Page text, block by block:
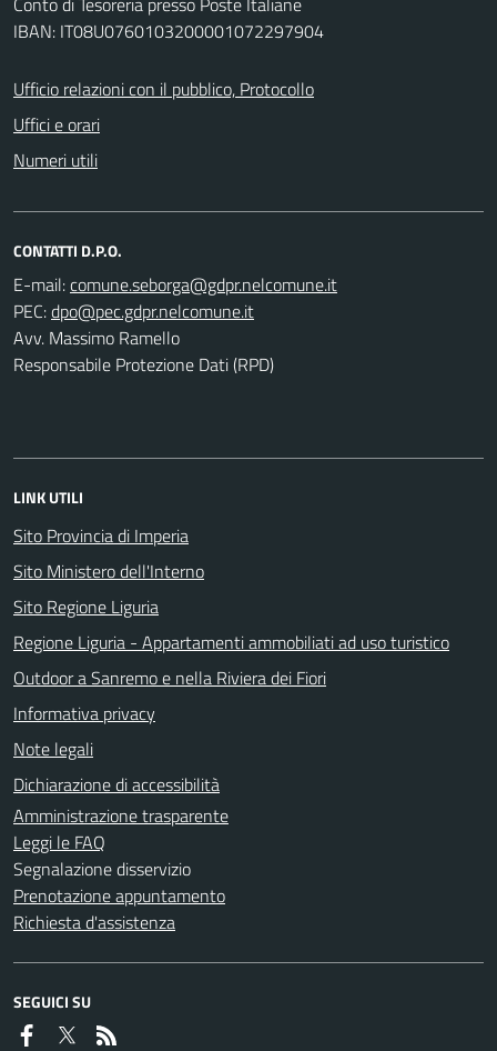
IBAN: IT08U0760103200001072297904
Ufficio relazioni con il pubblico, Protocollo
Uffici e orari
Numeri utili
CONTATTI D.P.O.
E-mail:
PEC:
Avv. Massimo Ramello
Responsabile Protezione Dati (RPD)
LINK UTILI
Sito Provincia di Imperia
Sito Ministero dell'Interno
Sito Regione Liguria
Regione Liguria - Appartamenti ammobiliati ad uso turistico
Outdoor a Sanremo e nella Riviera dei Fiori
Informativa privacy
Note legali
Dichiarazione di accessibilità
Amministrazione trasparente
Leggi le FAQ
Segnalazione disservizio
Prenotazione appuntamento
Richiesta d'assistenza
SEGUICI SU